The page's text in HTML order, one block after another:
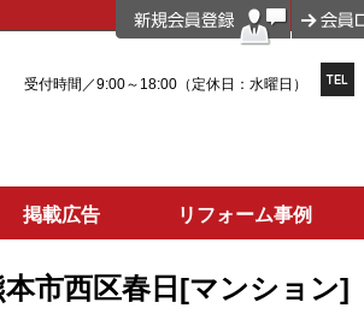
受付時間／9:00～18:00（定休日：水曜日）
掲載広告 リフォーム事例
市西区春日[マンション]